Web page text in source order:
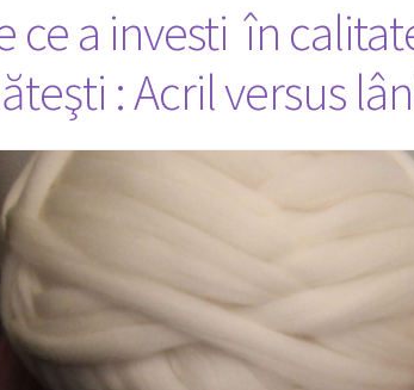
ce a investi în
: Acril versus